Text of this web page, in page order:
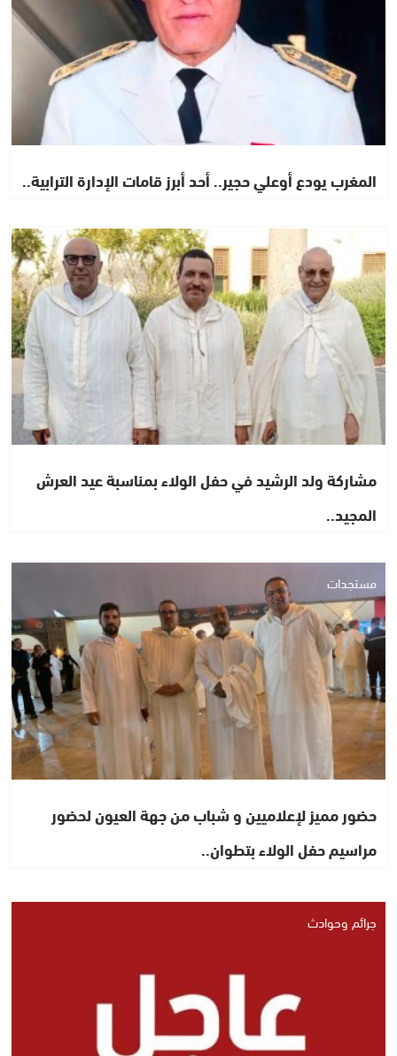
المغرب يودع أوعلي حجير.. أحد أبرز قامات الإدارة الترابية..
مستجدات
مشاركة ولد الرشيد في حفل الولاء بمناسبة عيد العرش
المجيد..
مستجدات
حضور مميز لإعلاميين و شباب من جهة العيون لحضور
مراسيم حفل الولاء بتطوان..
جرائم وحوادث